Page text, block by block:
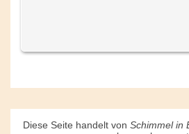
Diese Seite handelt von Schimmel in